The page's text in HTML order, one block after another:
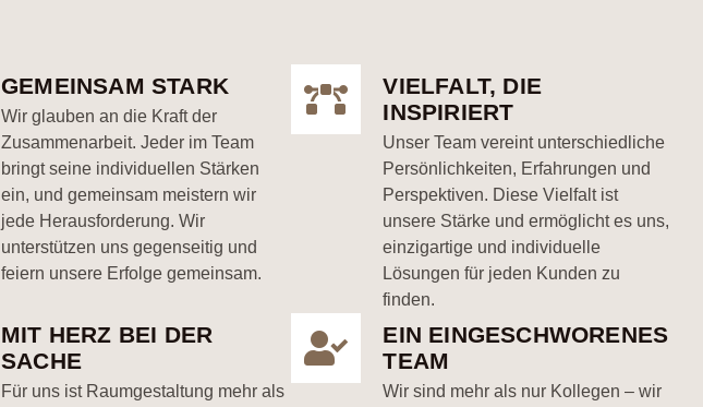
GEMEINSAM STARK
Wir glauben an die Kraft der
Zusammenarbeit. Jeder im Team
bringt seine individuellen Stärken
ein, und gemeinsam meistern wir
jede Herausforderung. Wir
unterstützen uns gegenseitig und
feiern unsere Erfolge gemeinsam.
VIELFALT, DIE
INSPIRIERT
Unser Team vereint unterschiedliche
Persönlichkeiten, Erfahrungen und
Perspektiven. Diese Vielfalt ist
unsere Stärke und ermöglicht es uns,
einzigartige und individuelle
Lösungen für jeden Kunden zu
finden.
MIT HERZ BEI DER
SACHE
Für uns ist Raumgestaltung mehr als
EIN EINGESCHWORENES
TEAM
Wir sind mehr als nur Kollegen – wir